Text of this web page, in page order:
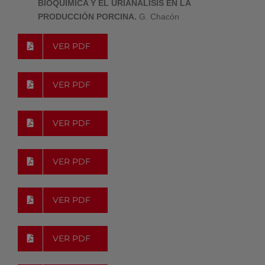
BIOQUÍMICA Y EL URIANÁLISIS EN LA
PRODUCCIÓN PORCINA. G. Chacón
VER PDF
VER PDF
VER PDF
VER PDF
VER PDF
VER PDF